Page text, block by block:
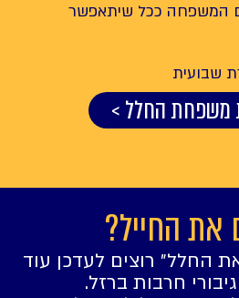
המשפחה ככל שיתאפשר
שבועית
משפחת החלל >
את החייל?
החלל״ רוצים לעדכן עוד
חרבות ברזל.